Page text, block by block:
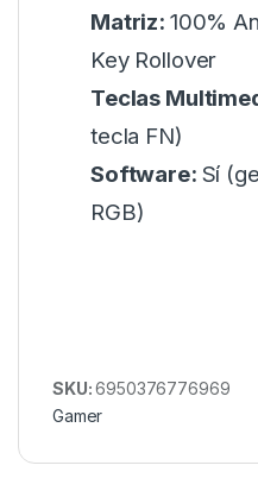
Matriz: 100%
Key Rollover
Teclas
tecla FN)
Software: Sí
RGB)
SKU:6950376776969
Gamer